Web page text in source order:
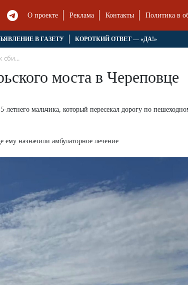
О проекте Реклама Контакты Политика в
В ГАЗЕТУ КОРОТКИЙ ОТВЕТ — «ДА!»
сби...
моста в Череповце
мальчика, который пересекал дорогу по
назначили амбулаторное лечение.